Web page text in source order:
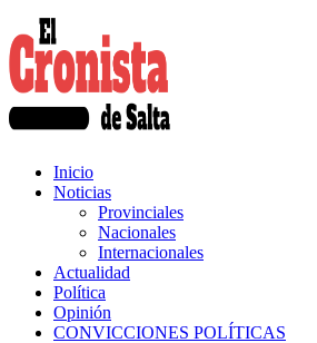
Inicio
Noticias
Provinciales
Nacionales
Internacionales
Actualidad
Política
Opinión
CONVICCIONES POLÍTICAS